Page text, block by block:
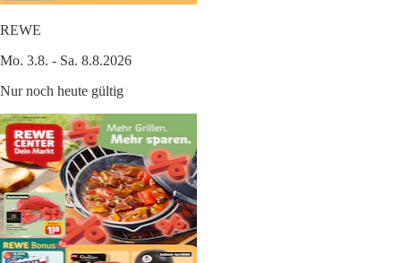
REWE
Mo. 3.8. - Sa. 8.8.2026
Nur noch heute gültig